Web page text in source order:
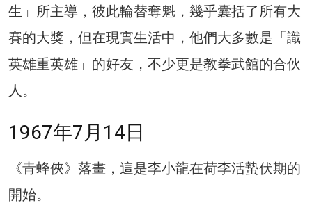
生」所主導，彼此輪替奪魁，幾乎囊括了所有大
賽的大獎，但在現實生活中，他們大多數是「識
英雄重英雄」的好友，不少更是教拳武館的合伙
人。
1967年7月14日
《青蜂俠》落畫，這是李小龍在荷李活蟄伏期的
開始。